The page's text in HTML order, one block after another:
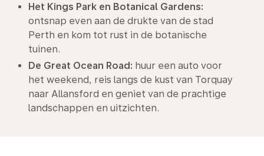
Het Kings Park en Botanical Gardens:
ontsnap even aan de drukte van de stad
Perth en kom tot rust in de botanische
tuinen.
De Great Ocean Road: huur een auto voor
het weekend, reis langs de kust van Torquay
naar Allansford en geniet van de prachtige
landschappen en uitzichten.